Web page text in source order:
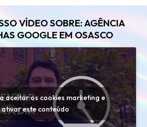
VÍDEO SOBRE: AGÊNCIA
GOOGLE EM OSASCO
aceitar os cookies marketing e
ativar este conteúdo